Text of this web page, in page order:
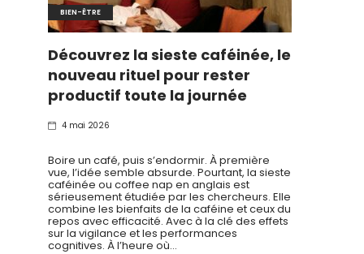
BIEN-ÊTRE
Découvrez la sieste caféinée, le
nouveau rituel pour rester
productif toute la journée
4 mai 2026
Boire un café, puis s’endormir. À première
vue, l’idée semble absurde. Pourtant, la sieste
caféinée ou coffee nap en anglais est
sérieusement étudiée par les chercheurs. Elle
combine les bienfaits de la caféine et ceux du
repos avec efficacité. Avec à la clé des effets
sur la vigilance et les performances
cognitives. À l’heure où…